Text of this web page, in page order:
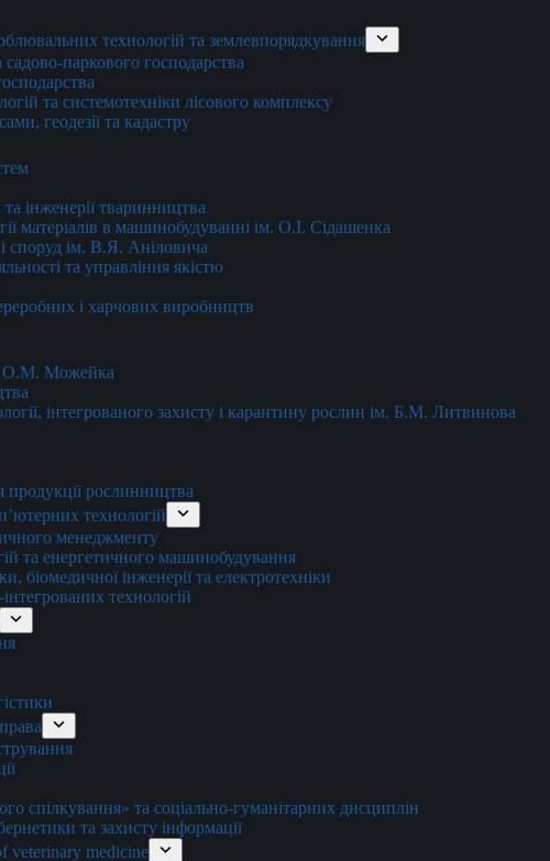
технологій та землевпорядкування
паркового господарства
та системотехніки лісового комплексу
геодезії та кадастру
інженерії тваринництва
матеріалів в машинобудуванні ім. О.І. Сідашенка
споруд ім. В.Я. Аніловича
та управління якістю
і харчових виробництв
О.М. Можейка
інтегрованого захисту і карантину рослин ім. Б.М. Литвинова
продукції рослинництва
технологій
менеджменту
та енергетичного машинобудування
біомедичної інженерії та електротехніки
технологій
та соціально-гуманітарних дисциплін
та захисту інформації
veterinary medicine